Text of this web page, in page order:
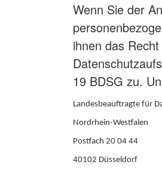
Wenn Sie der
ihnen das
19 BDSG zu.
Landesbeauftragte für
Nordrhein-Westfalen
Postfach 20 04 44
40102 Düsseldorf